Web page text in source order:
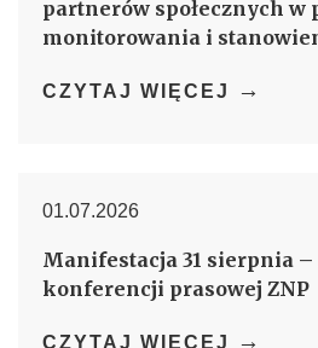
partnerów społecznych w
monitorowania i
CZYTAJ WIĘCEJ →
01.07.2026
Manifestacja 31 sierpnia
konferencji prasowej ZNP
CZYTAJ WIĘCEJ →